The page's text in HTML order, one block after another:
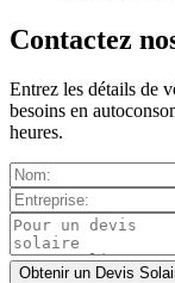
Contactez
Entrez les détails de
besoins en
heures.